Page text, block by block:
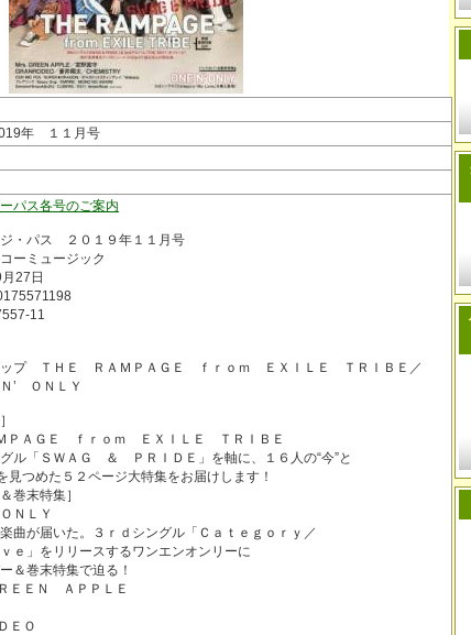
年 １１月号
パス各号のご案内
・パス ２０１９年１１月号
ーミュージック
27日
11
プ ＴＨＥ ＲＡＭＰＡＧＥ ｆｒｏｍ ＥＸＩＬＥ ＴＲＩＢＥ／
ＯＮＬＹ
ＰＡＧＥ ｆｒｏｍ ＥＸＩＬＥ ＴＲＩＢＥ
ル「ＳＷＡＧ ＆ ＰＲＩＤＥ」を軸に、１６人の“今”と
つめた５２ページ大特集をお届けします！
巻末特集］
ＮＬＹ
が届いた。３ｒｄシングル「Ｃａｔｅｇｏｒｙ／
」をリリースするワンエンオンリーに
巻末特集で迫る！
ＥＥＮ ＡＰＰＬＥ
ＥＯ